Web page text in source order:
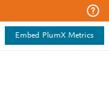
Embed PlumX Metrics